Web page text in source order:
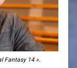
Fantasy 14 ».